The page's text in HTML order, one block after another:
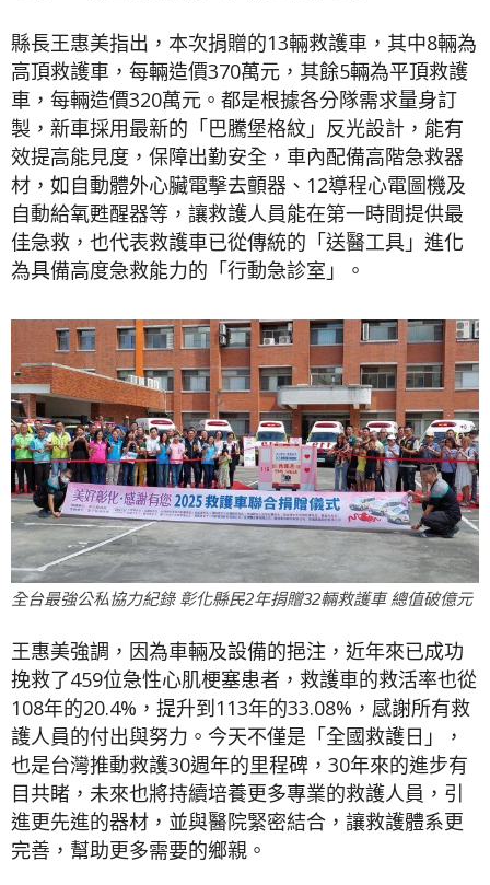
縣長王惠美指出，本次捐贈的13輛救護車，其中8輛為
高頂救護車，每輛造價370萬元，其餘5輛為平頂救護
車，每輛造價320萬元。都是根據各分隊需求量身訂
製，新車採用最新的「巴騰堡格紋」反光設計，能有
效提高能見度，保障出勤安全，車內配備高階急救器
材，如自動體外心臟電擊去顫器、12導程心電圖機及
自動給氧甦醒器等，讓救護人員能在第一時間提供最
佳急救，也代表救護車已從傳統的「送醫工具」進化
為具備高度急救能力的「行動急診室」。
全台最強公私協力紀錄 彰化縣民2年捐贈32輛救護車 總值破億元
王惠美強調，因為車輛及設備的挹注，近年來已成功
挽救了459位急性心肌梗塞患者，救護車的救活率也從
108年的20.4%，提升到113年的33.08%，感謝所有救
護人員的付出與努力。今天不僅是「全國救護日」，
也是台灣推動救護30週年的里程碑，30年來的進步有
目共睹，未來也將持續培養更多專業的救護人員，引
進更先進的器材，並與醫院緊密結合，讓救護體系更
完善，幫助更多需要的鄉親。